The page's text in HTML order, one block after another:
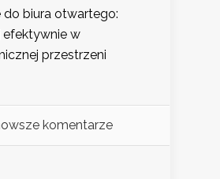
do biura otwartego:
efektywnie w
przestrzeni
komentarze